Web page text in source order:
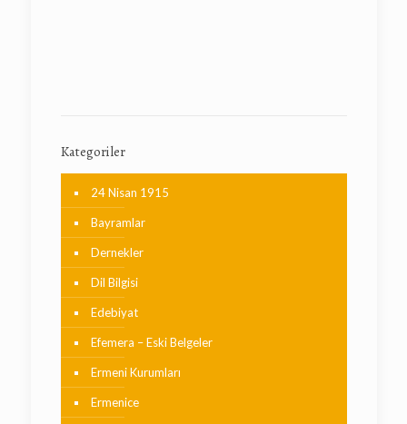
Kategoriler
24 Nisan 1915
Bayramlar
Dernekler
Dil Bilgisi
Edebiyat
Efemera – Eski Belgeler
Ermeni Kurumları
Ermenice